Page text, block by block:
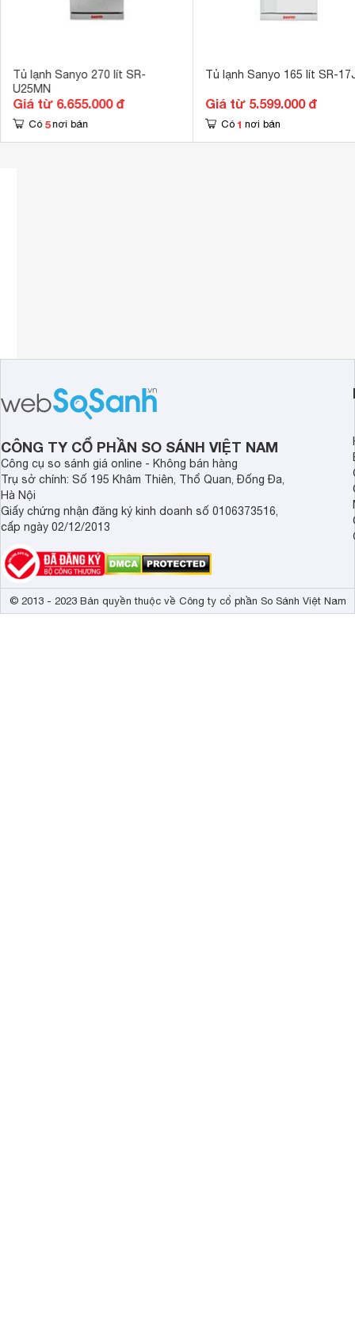
Tủ lạnh Sanyo 270 lít SR-
U25MN
Giá từ 6.655.000 đ
Có 5 nơi bán
Tủ lạnh Sanyo 165 lít SR-
Giá từ 5.599.000 đ
Có 1 nơi bán
CÔNG TY CỔ PHẦN SO SÁNH VIỆT NAM
Công cụ so sánh giá online - Không bán hàng
Trụ sở chính: Số 195 Khâm Thiên, Thổ Quan, Đống Đa,
Hà Nội
Giấy chứng nhận đăng ký kinh doanh số 0106373516,
cấp ngày 02/12/2013
© 2013 - 2023 Bản quyền thuộc về Công ty cổ phần So Sánh Việt Nam